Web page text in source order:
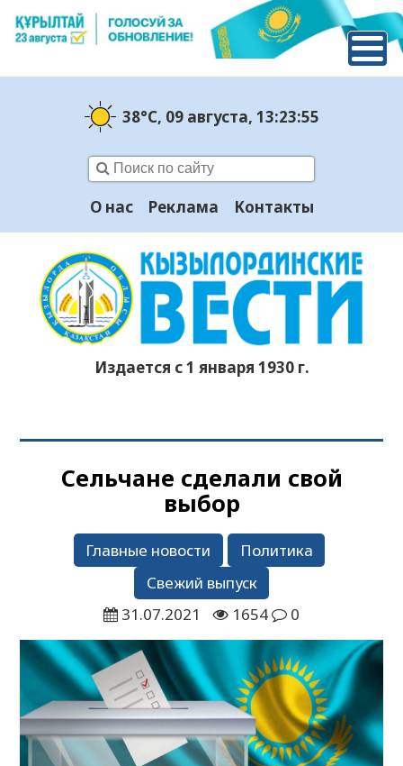
38°C, 09 августа, 13:23:56
О нас Реклама Контакты
Издается с 1 января 1930 г.
Сельчане сделали свой
выбор
Главные новости
Политика
Свежий выпуск
31.07.2021
1654 0